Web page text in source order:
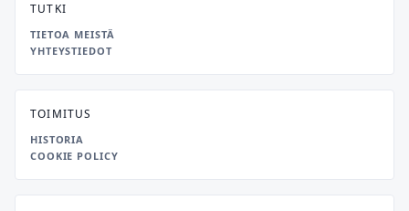
TUTKI
TIETOA MEISTÄ
YHTEYSTIEDOT
TOIMITUS
HISTORIA
COOKIE POLICY